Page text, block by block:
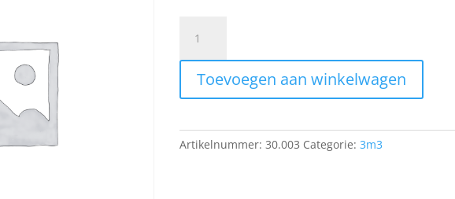
Grofvuil
/
huisraad
aantal
Toevoegen aan winkelwagen
Artikelnummer:30.003 Categorie:3m3